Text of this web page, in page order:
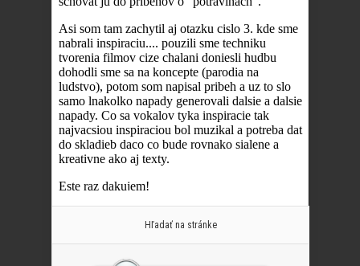
Hľadať na stránke